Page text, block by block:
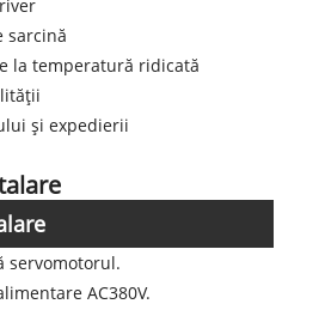
sarcină
la temperatură ridicată
și expedierii
servomotorul.
AC380V.